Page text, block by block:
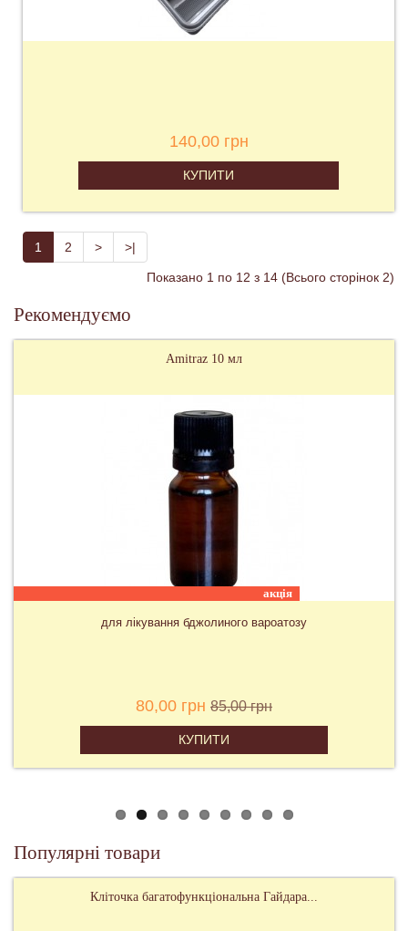
140,00 грн
КУПИТИ
1 2 > >|
Показано 1 по 12 з 14 (Всього сторінок 2)
Рекомендуємо
Керосин 1 літр
для Варомору, Угорщина
330,00 грн
КУПИТИ
Популярні товари
Карпатські бджоломатки